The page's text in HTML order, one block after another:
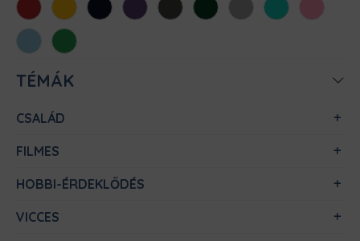
Piros SárgaSötétkékSötétlilaSötétszürke
SötétzöldSportszürke
Türkiz
Világos
rózsaszín
Világoskék
Zöld
TÉMÁK
CSALÁD
FILMES
HOBBI-ÉRDEKLŐDÉS
VICCES